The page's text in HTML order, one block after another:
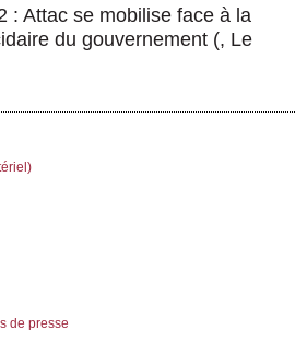
: Attac se mobilise face à la
du gouvernement (, Le
de presse